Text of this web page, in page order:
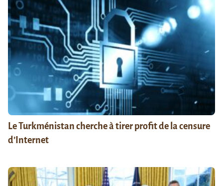
Le Turkménistan cherche à tirer profit de la censure
d’Internet